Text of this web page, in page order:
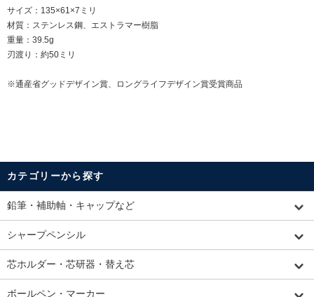
サイズ：135×61×7ミリ
材質：ステンレス鋼、エストラマー樹脂
重量：39.5g
刃渡り：約50ミリ
※通産省グッドデザイン賞、ロングライフデザイン賞受賞商品
カテゴリーから探す
鉛筆・補助軸・キャップなど
シャープペンシル
芯ホルダー・芯研器・替え芯
ボールペン・マーカー